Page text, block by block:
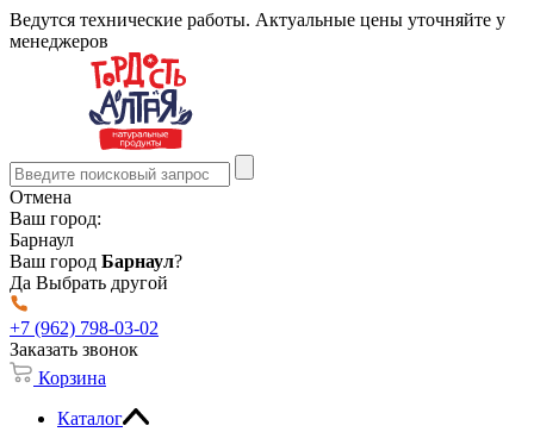
Ведутся технические работы. Актуальные цены уточняйте у
менеджеров
Отмена
Ваш город:
Барнаул
Ваш город Барнаул?
Да Выбрать другой
+7 (962) 798-03-02
Заказать звонок
Корзина
Каталог